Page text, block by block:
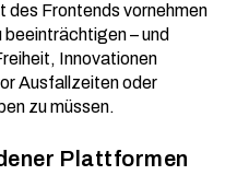
des Frontends vornehmen
beeinträchtigen – und
Innovationen
Ausfallzeiten oder
zu müssen.
Plattformen